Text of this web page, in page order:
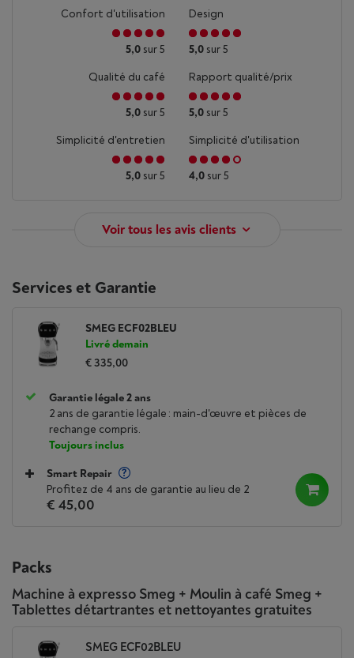
Confort d'utilisation
5,0 sur 5
Design
5,0 sur 5
Qualité du café
5,0 sur 5
Rapport qualité/prix
5,0 sur 5
Simplicité d'entretien
5,0 sur 5
Simplicité d'utilisation
4,0 sur 5
Voir tous les avis clients
Services et Garantie
SMEG ECF02BLEU
Livré demain
€ 335,00
Garantie légale 2 ans
2 ans de garantie légale : main-d'œuvre et pièces de
rechange compris.
Toujours inclus
Smart Repair
Profitez de 4 ans de garantie au lieu de 2
€ 45,00
Packs
Machine à expresso Smeg + Moulin à café Smeg +
Tablettes détartrantes et nettoyantes gratuites
SMEG ECF02BLEU